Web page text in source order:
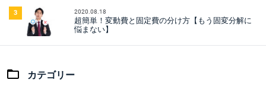
3 2020.08.18
超簡単！変動費と固定費の分け方【もう固変分解に
悩まない】
カテゴリー